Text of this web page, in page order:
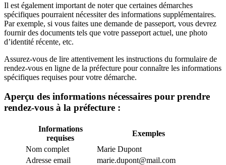
Il est également important de noter que certaines démarches
spécifiques pourraient nécessiter des informations supplémentaires.
Par exemple, si vous faites une demande de passeport, vous devrez
fournir des documents tels que votre passeport actuel, une photo
d’identité récente, etc.
Assurez-vous de lire attentivement les instructions du formulaire de
rendez-vous en ligne de la préfecture pour connaître les informations
spécifiques requises pour votre démarche.
Aperçu des informations nécessaires pour prendre
rendez-vous à la préfecture :
Informations
requises
Exemples
Nom complet
Marie Dupont
Adresse email
marie.dupont@mail.com